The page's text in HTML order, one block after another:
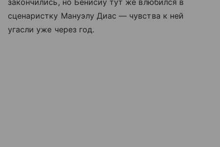
закончились, но Бенисиу тут же влюбился в
сценаристку Мануэлу Диас — чувства к ней
угасли уже через год.